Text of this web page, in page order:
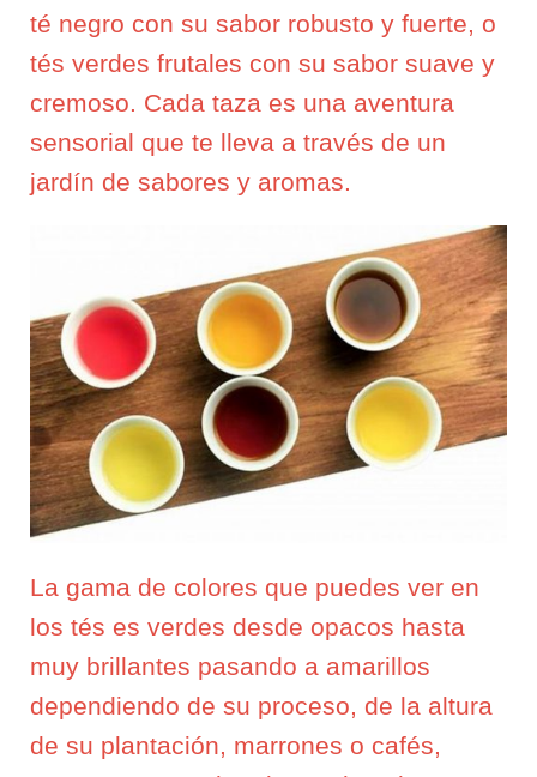
té negro con su sabor robusto y fuerte, o
tés verdes frutales con su sabor suave y
cremoso. Cada taza es una aventura
sensorial que te lleva a través de un
jardín de sabores y aromas.
La gama de colores que puedes ver en
los tés es verdes desde opacos hasta
muy brillantes pasando a amarillos
dependiendo de su proceso, de la altura
de su plantación, marrones o cafés,